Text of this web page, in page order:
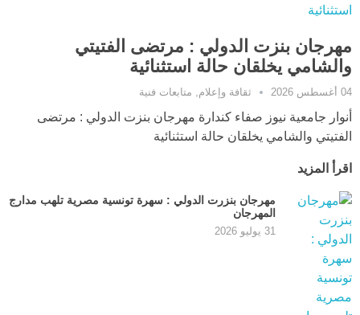
مهرجان بنزت الدولي : مرتضى الفتيتي
والشامي يخلقان حالة استثنائية
04 أغسطس 2026 ثقافة وإعلام متابعات فنية
أنوار جامعية نيوز صفاء كندارة مهرجان بنزت الدولي : مرتضى
الفتيتي والشامي يخلقان حالة استثنائية
اقرأ المزيد
مهرجان بنزرت الدولي : سهرة تونسية مصرية تلهب مدارج
المهرجان
31 يوليو 2026